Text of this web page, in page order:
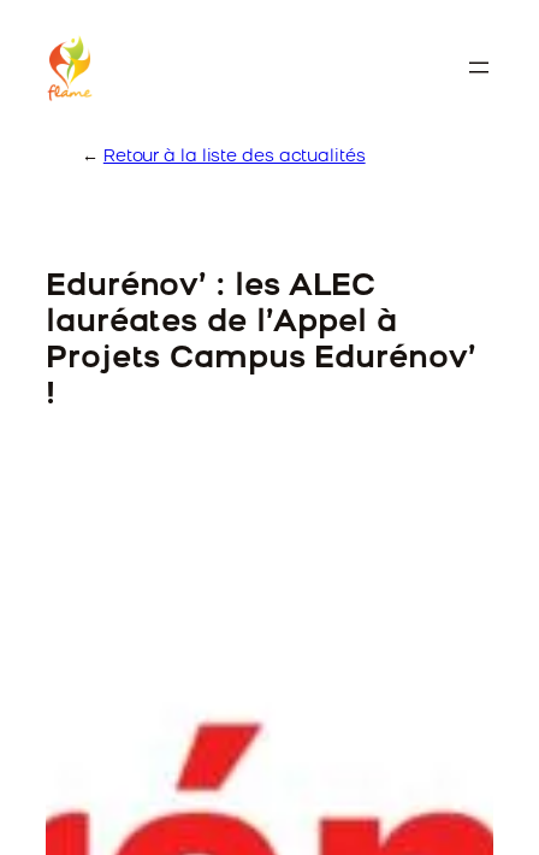
content
← Retour à la liste des actualités
Edurénov’ : les ALEC
lauréates de l’Appel à
Projets Campus Edurénov’
!